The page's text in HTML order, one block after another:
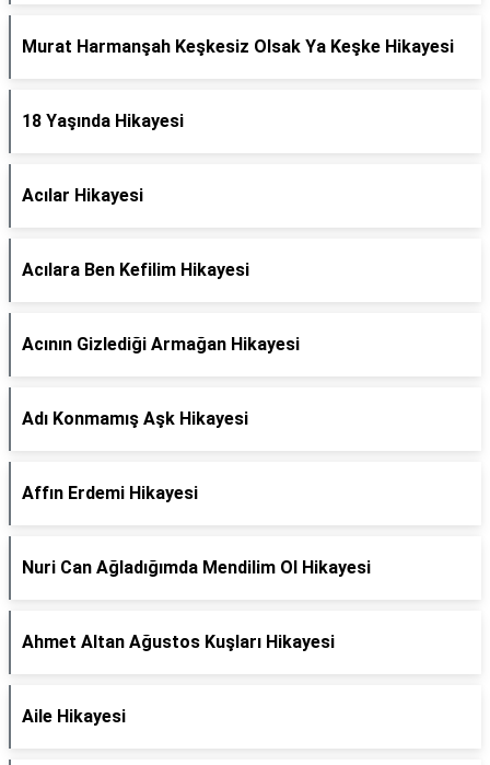
Murat Harmanşah Keşkesiz Olsak Ya Keşke Hikayesi
18 Yaşında Hikayesi
Acılar Hikayesi
Acılara Ben Kefilim Hikayesi
Acının Gizlediği Armağan Hikayesi
Adı Konmamış Aşk Hikayesi
Affın Erdemi Hikayesi
Nuri Can Ağladığımda Mendilim Ol Hikayesi
Ahmet Altan Ağustos Kuşları Hikayesi
Aile Hikayesi